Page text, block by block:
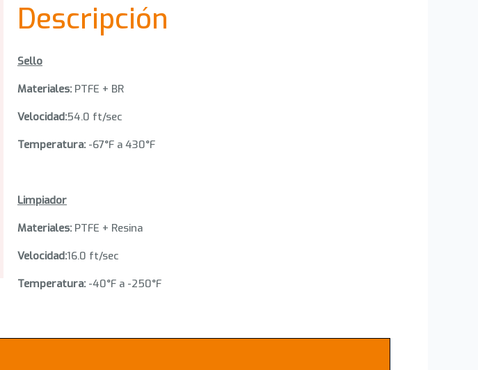
Descripción
Sello
Materiales: PTFE + BR
Velocidad:54.0 ft/sec
Temperatura: -67°F a 430°F
Limpiador
Materiales: PTFE + Resina
Velocidad:16.0 ft/sec
Temperatura: -40°F a -250°F